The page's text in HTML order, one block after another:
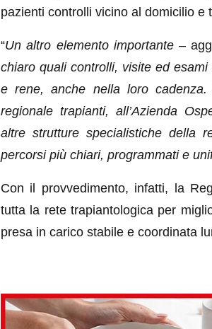
pazienti controlli vicino al domicilio e
“Un altro elemento importante–
chiaro quali controlli, visite ed
e rene, anche nella loro
regionale trapianti, all’Azienda
altre strutture specialistiche della
percorsi più chiari, programmati e
Con il provvedimento, infatti, la
tutta la rete trapiantologica per
presa in carico stabile e coordinata